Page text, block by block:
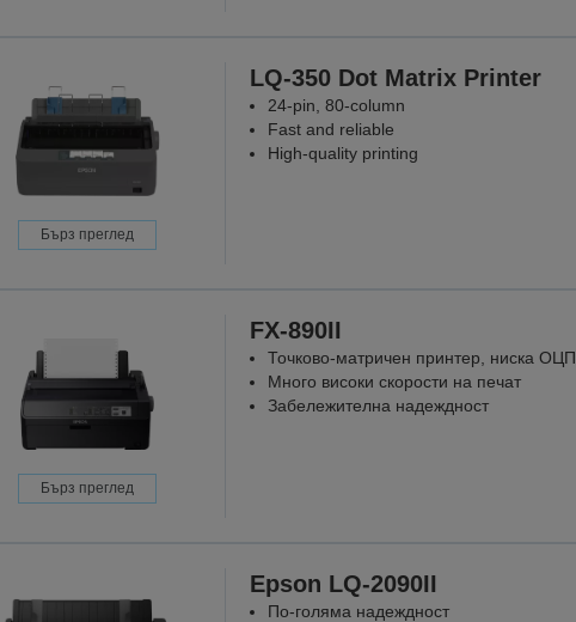
Бърз преглед
LQ-350 Dot Matrix Printer
24-pin, 80-column
Fast and reliable
High-quality printing
Бърз преглед
FX-890II
Точково-матричeн принтер, ниска ОЦП
Много високи скорости на печат
Забележителна надеждност
Epson LQ-2090II
По-голяма надеждност